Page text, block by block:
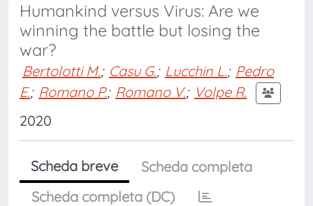
Humankind versus Virus: Are we
winning the battle but losing the
war?
Bertolotti M.; Casu G.; Lucchin L.; Pedro
E.; Romano P.; Romano V.; Volpe R.
2020
Scheda breve
Scheda completa
Scheda completa (DC)